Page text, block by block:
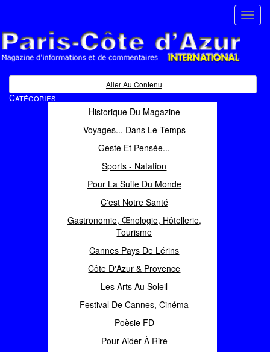
Magazine d'informations et de commentaires
Aller Au Contenu
Catégories
Historique Du Magazine
Voyages... Dans Le Temps
Geste Et Pensée...
Sports - Natation
Pour La Suite Du Monde
C'est Notre Santé
Gastronomie, Œnologie, Hôtellerie,
Tourisme
Cannes Pays De Lérins
Côte D'Azur & Provence
Les Arts Au Soleil
Festival De Cannes, Cinéma
Poèsie FD
Pour Aider À Rire